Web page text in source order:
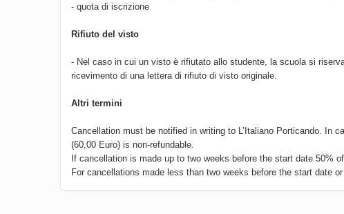
- quota di iscrizione
Rifiuto del visto
- Nel caso in cui un visto è rifiutato allo studente, la scuola si
ricevimento di una lettera di rifiuto di visto originale.
Altri termini
Cancellation must be notified in writing to L’Italiano Porticando. In
(60,00 Euro) is non-refundable.
If cancellation is made up to two weeks before the start date 50%
For cancellations made less than two weeks before the start date